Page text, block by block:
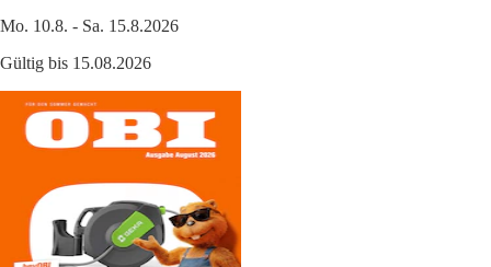
Mo. 10.8. - Sa. 15.8.2026
Gültig bis 15.08.2026